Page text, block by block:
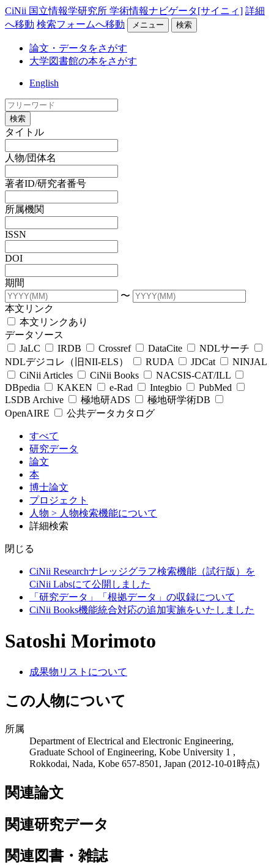
CiNii 国立情報学研究所 学術情報ナビゲータ[サイニィ] 詳細
へ移動 検索フォームへ移動 メニュー 検索
論文・データをさがす
大学図書館の本をさがす
English
検索
タイトル
人物/団体名
著者ID/研究者番号
所属機関
ISSN
DOI
期間
〜
本文リンク
本文リンクあり
データソース
JaLC
IRDB Crossref DataCite
NDLサーチ
NDLデジコレ（旧NII-ELS）
RUDA JDCat
NINJAL
CiNii Articles
CiNii Books
NACSIS-CAT/ILL
DBpedia
KAKEN e-Rad Integbio
PubMed
LSDB Archive
極地研ADS
極地研学術DB
OpenAIRE
公共データカタログ
すべて
研究データ
論文
本
博士論文
プロジェクト
人物 > 人物検索機能について
詳細検索
閉じる
CiNii Researchナレッジグラフ検索機能（試行版）を
CiNii Labsにて公開しました
「研究データ」「根拠データ」の収録について
CiNii Books機能統合対応の追加実施をいたしました
Satoshi Morimoto
成果物リストについて
この人物について
所属
Department of Electrical and Electronic Engineering,
Graduate School of Engineering, Kobe University 1 ,
Rokkodai, Nada, Kobe 657-8501, Japan (2012-10-01時点)
関連論文
関連研究データ
関連図書・雑誌